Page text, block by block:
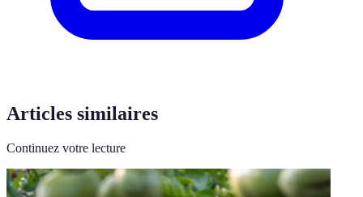
Articles similaires
Continuez votre lecture